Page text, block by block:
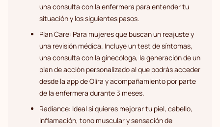
una consulta con la enfermera para entender tu
situación y los siguientes pasos.
Plan Care: Para mujeres que buscan un reajuste y
una revisión médica. Incluye un test de síntomas,
una consulta con la ginecóloga, la generación de un
plan de acción personalizado al que podrás acceder
desde la app de Olira y acompañamiento por parte
de la enfermera durante 3 meses.
Radiance: Ideal si quieres mejorar tu piel, cabello,
inflamación, tono muscular y sensación de